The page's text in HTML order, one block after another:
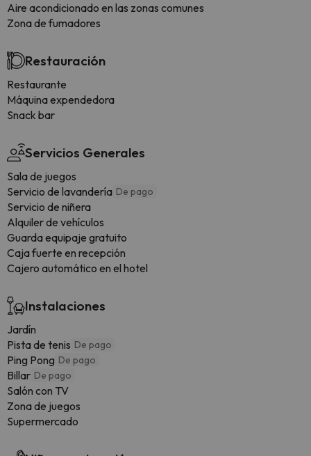
Aire acondicionado en las zonas comunes
Zona de fumadores
Restauración
Restaurante
Máquina expendedora
Snack bar
Servicios Generales
Sala de juegos
Servicio de lavandería De pago
Servicio de niñera
Alquiler de vehículos
Guarda equipaje gratuito
Caja fuerte en recepción
Cajero automático en el hotel
Instalaciones
Jardín
Pista de tenis De pago
Ping Pong De pago
Billar De pago
Salón con TV
Zona de juegos
Supermercado